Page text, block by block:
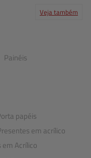
Veja também
Painéis
papéis
em acrílico
em Acrílico